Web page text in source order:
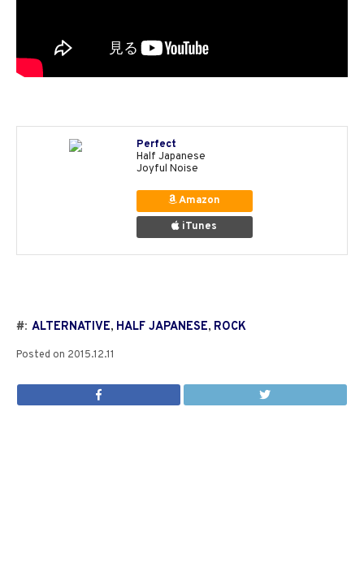
Perfect
Half Japanese
Joyful Noise
Amazon
iTunes
#: ALTERNATIVE, HALF JAPANESE, ROCK
Posted on 2015.12.11